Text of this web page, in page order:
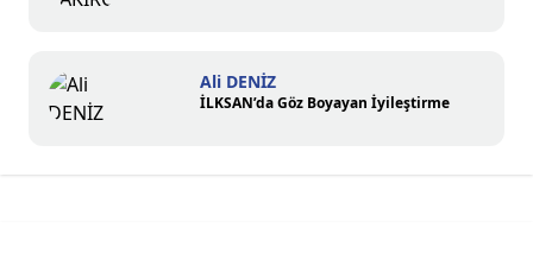
Ali DENİZ
İLKSAN’da Göz Boyayan İyileştirme